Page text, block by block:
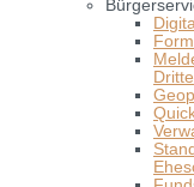
Dritte